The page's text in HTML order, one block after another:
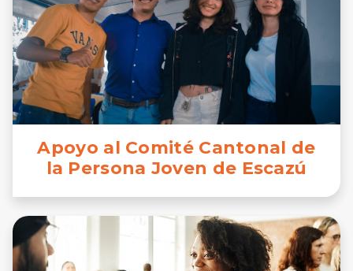
Apoyo al Comité Cantonal de
la Persona Joven de Escazú